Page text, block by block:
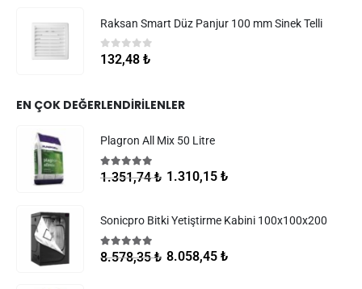
Raksan Smart Düz Panjur 100 mm Sinek Telli
05 üzerinden
132,48 ₺
EN ÇOK DEĞERLENDIRILENLER
Plagron All Mix 50 Litre
5.005 üzerinden
1.351,74₺ 1.310,15 ₺
Sonicpro Bitki Yetiştirme Kabini 100x100x200
5.005 üzerinden
8.578,35₺ 8.058,45 ₺